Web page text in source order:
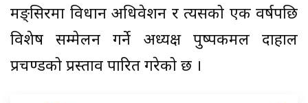
मङ्सिरमा विधान अधिवेशन र त्यसको एक वर्षपछि
विशेष सम्मेलन गर्ने अध्यक्ष पुष्पकमल दाहाल
प्रचण्डको प्रस्ताव पारित गरेको छ ।